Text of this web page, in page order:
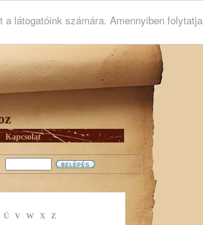
látogatóink számára. Amennyiben folytatja
Kapcsolat
Ü V W X Z